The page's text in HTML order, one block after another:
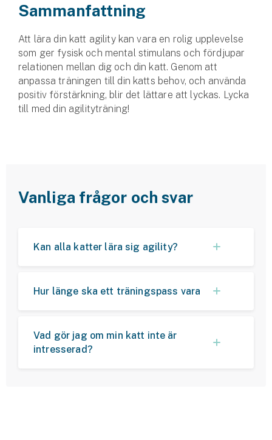
Sammanfattning
Att lära din katt agility kan vara en rolig upplevelse
som ger fysisk och mental stimulans och fördjupar
relationen mellan dig och din katt. Genom att
anpassa träningen till din katts behov, och använda
positiv förstärkning, blir det lättare att lyckas. Lycka
till med din agilityträning!
Vanliga frågor och svar
Kan alla katter lära sig agility?
Hur länge ska ett träningspass vara
Vad gör jag om min katt inte är
intresserad?